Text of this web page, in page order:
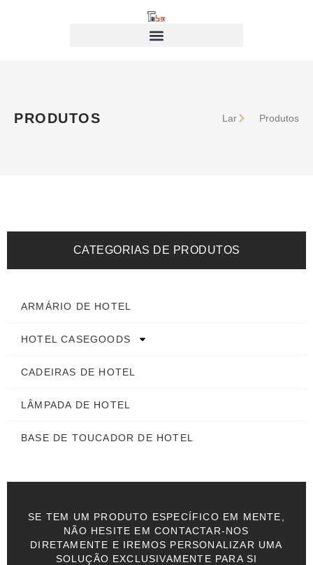
PRODUTOS Lar Produtos
CATEGORIAS DE PRODUTOS
ARMÁRIO DE HOTEL
HOTEL CASEGOODS
CADEIRAS DE HOTEL
LÂMPADA DE HOTEL
BASE DE TOUCADOR DE HOTEL
SE TEM UM PRODUTO ESPECÍFICO EM MENTE,
NÃO HESITE EM CONTACTAR-NOS
DIRETAMENTE E IREMOS PERSONALIZAR UMA
SOLUÇÃO EXCLUSIVAMENTE PARA SI